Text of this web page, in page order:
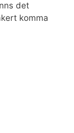
det
komma